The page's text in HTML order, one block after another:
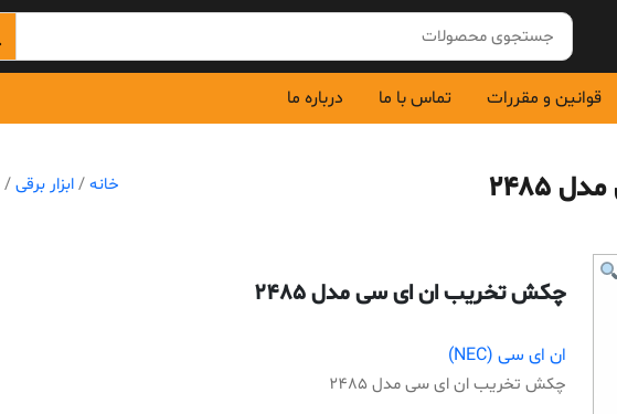
قوانین و مقررات تماس با ما درباره ما
خانه /ابزار برقی /
چکش تخریب ان ای سی مدل 2485
ان ای سی (NEC)
چکش تخریب ان ای سی مدل 2485